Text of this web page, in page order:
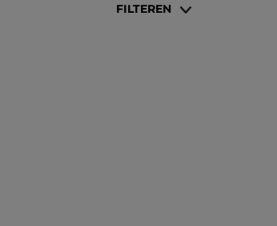
FILTEREN